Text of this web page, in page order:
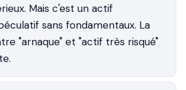
Mais c'est un actif
sans fondamentaux. La
"arnaque" et "actif très risqué"